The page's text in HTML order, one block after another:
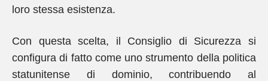
loro stessa esistenza.
Con questa scelta, il Consiglio di Sicurezza si
configura di fatto come uno strumento della politica
statunitense di dominio, contribuendo al